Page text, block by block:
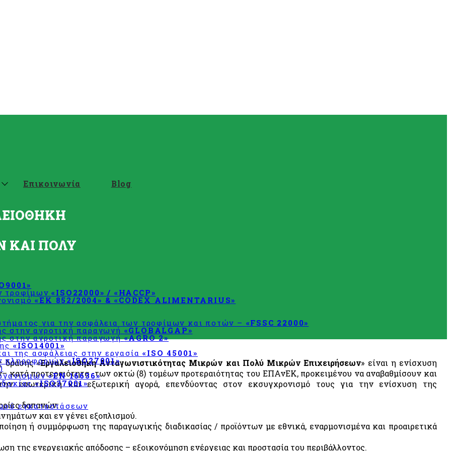
Επικοινωνία Blog
τροφίμων«ISO22000» / «HACCP»
«ΕΚ 852/2004» & «CODEX ALIMENTARIUS»
για την ασφάλεια των τροφίμων και ποτών – «FSSC 22000»
στην αγροτική παραγωγή «GLOBALGAP»
στην αγροτική παραγωγή«AGRO 2»
«ISO14001»
της ασφάλειας στην εργασία«ISO 45001»
πληροφοριών«ISO27001»
«EN 16636»
«ISO37001»
εγκαταστάσεων
ΚΑΙ ΠΟΛΥ
δράσης «Εργαλειοθήκη Ανταγωνιστικότητας Μικρών και Πολύ Μικρών Επιχειρήσεων» είναι η ενίσχυση
κατά προτεραιότητα -των οκτώ (8) τομέων προτεραιότητας του ΕΠΑνΕΚ, προκειμένου να αναβαθμίσουν και
εσωτερική και εξωτερική αγορά, επενδύοντας στον εκσυγχρονισμό τους για την ενίσχυση της
δαπανών:
και εν γένει εξοπλισμού.
ή συμμόρφωση της παραγωγικής διαδικασίας / προϊόντων με εθνικά, εναρμονισμένα και προαιρετικά
της ενεργειακής απόδοσης – εξοικονόμηση ενέργειας και προστασία του περιβάλλοντος.